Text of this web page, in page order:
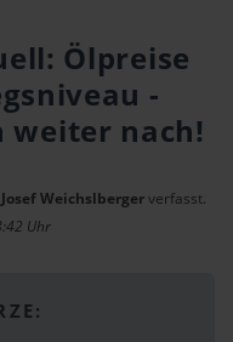
Ölpreise
-
weiter nach!
Josef Weichslbergerverfasst.
Uhr